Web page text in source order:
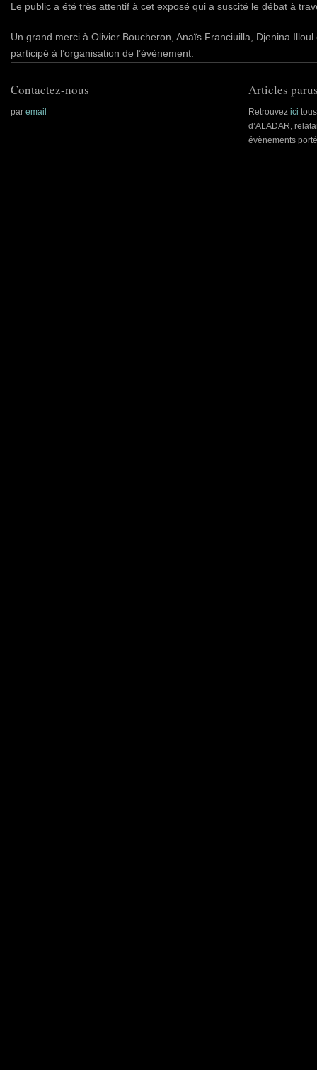
Le public a été très attentif à cet exposé qui a suscité le débat à
Un grand merci à Olivier Boucheron, Anaïs Franciuilla, Djenina
participé à l’organisation de l’évènement.
Contactez-nous
par email
Articles
Retrouvez ici
d’ALADAR,
évènements